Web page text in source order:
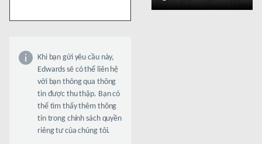
Khi bạn gửi yêu cầu này,
Edwards sẽ có thể liên hệ
với bạn thông qua thông
tin được thu thập. Bạn có
thể tìm thấy thêm thông
tin trong chính sách quyền
riêng tư của chúng tôi.